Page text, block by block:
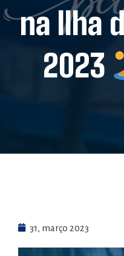
na Ilha
2023
31, março 2023